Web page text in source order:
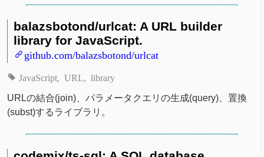
balazsbotond/urlcat: A URL builder
library for JavaScript.
github.com/balazsbotond/urlcat
JavaScript URL library
URLの結合(join)、パラメータクエリの生成(query)、置換
(subst)するライブラリ。